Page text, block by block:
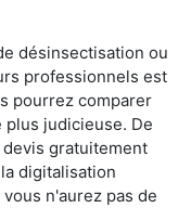
désinsectisation ou
professionnels est
pourrez comparer
judicieuse. De
gratuitement
digitalisation
n'aurez pas de